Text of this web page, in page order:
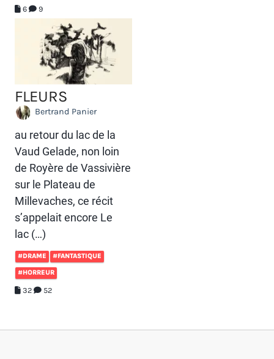
6 9
FLEURS
Bertrand Panier
au retour du lac de la
Vaud Gelade, non loin
de Royère de Vassivière
sur le Plateau de
Millevaches, ce récit
s’appelait encore Le
lac (…)
#DRAME #FANTASTIQUE
#HORREUR
32 52